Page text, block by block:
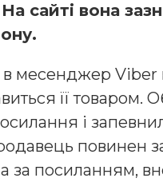
сайті вона
в месенджер
її товаром.
і
повинен
посиланням,